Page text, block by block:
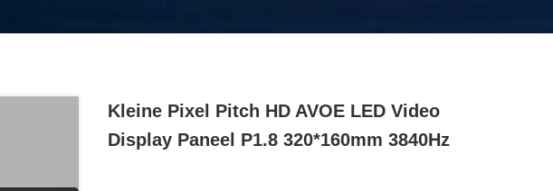
Kleine Pixel Pitch HD AVOE LED Video
Display Paneel P1.8 320*160mm 3840Hz